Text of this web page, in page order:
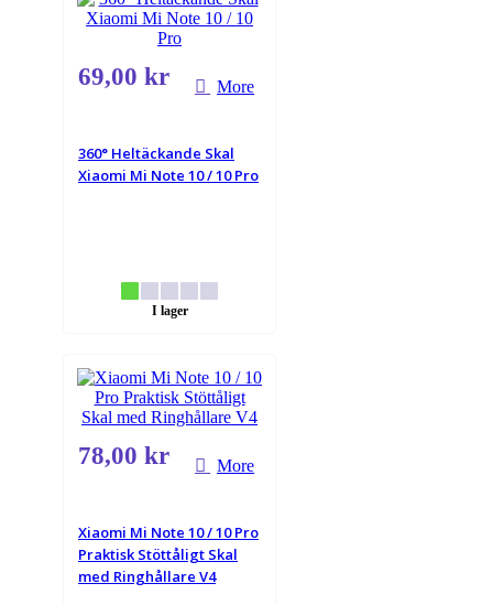
69,00 kr More
360° Heltäckande Skal
Xiaomi Mi Note 10 / 10 Pro
I lager
78,00 kr More
Xiaomi Mi Note 10 / 10 Pro
Praktisk Stöttåligt Skal
med Ringhållare V4